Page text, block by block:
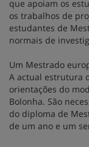
que apoiam os
os trabalhos de
estudantes de
normais de
Um Mestrado
A actual estrutura
orientações do
Bolonha. São
do diploma de
de um ano e um